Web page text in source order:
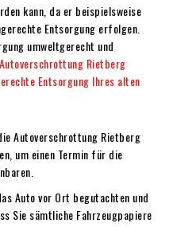
kann, da er beispielsweise
Entsorgung erfolgen.
umweltgerecht und
Rietberg
Entsorgung Ihres alten
Autoverschrottung Rietberg
um einen Termin für die
Auto vor Ort begutachten und
Sie sämtliche Fahrzeugpapiere